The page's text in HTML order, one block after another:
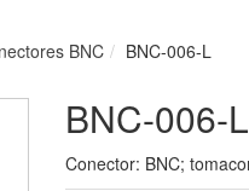
BNC BNC-006-L
BNC-006-L
Conector: BNC;